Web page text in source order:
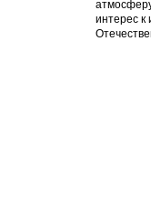
интерес к